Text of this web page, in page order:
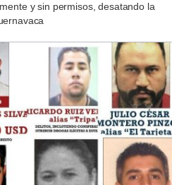
y sin permisos, desatando la